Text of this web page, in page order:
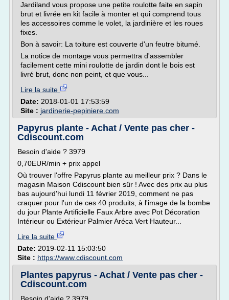
Jardiland vous propose une petite roulotte faite en sapin
brut et livrée en kit facile à monter et qui comprend tous
les accessoires comme le volet, la jardinière et les roues
fixes.
Bon à savoir: La toiture est couverte d'un feutre bitumé.
La notice de montage vous permettra d'assembler
facilement cette mini roulotte de jardin dont le bois est
livré brut, donc non peint, et que vous...
Lire la suite
Date: 2018-01-01 17:53:59
Site : jardinerie-pepiniere.com
Papyrus plante - Achat / Vente pas cher -
Cdiscount.com
Besoin d'aide ? 3979
0,70EUR/min + prix appel
Où trouver l'offre Papyrus plante au meilleur prix ? Dans le
magasin Maison Cdiscount bien sûr ! Avec des prix au plus
bas aujourd'hui lundi 11 février 2019, comment ne pas
craquer pour l'un de ces 40 produits, à l'image de la bombe
du jour Plante Artificielle Faux Arbre avec Pot Décoration
Intérieur ou Extérieur Palmier Aréca Vert Hauteur...
Lire la suite
Date: 2019-02-11 15:03:50
Site : https://www.cdiscount.com
Plantes papyrus - Achat / Vente pas cher -
Cdiscount.com